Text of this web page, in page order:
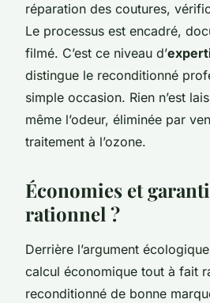
réparation des coutures,
Le processus est encadré,
filmé. C’est ce niveau d’
distingue le reconditionné
simple occasion. Rien n’est
même l’odeur, éliminée par
traitement à l’ozone.
Économies et
rationnel ?
Derrière l’argument
calcul économique tout à fait
reconditionné de bonne